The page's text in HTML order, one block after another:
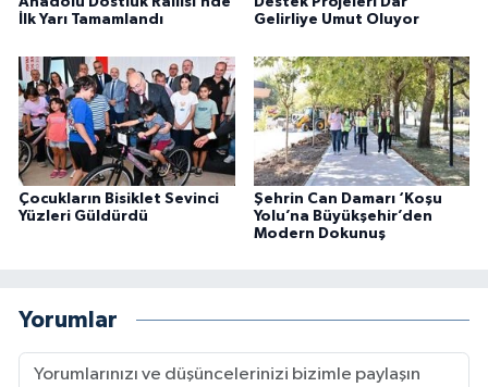
İlk Yarı Tamamlandı
Gelirliye Umut Oluyor
Çocukların Bisiklet Sevinci
Yüzleri Güldürdü
Şehrin Can Damarı ‘Koşu
Yolu’na Büyükşehir’den
Modern Dokunuş
Yorumlar